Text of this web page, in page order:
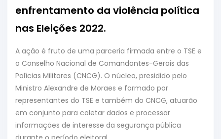
enfrentamento da violência política
nas Eleições 2022.
A ação é fruto de uma parceria firmada entre o TSE e
o Conselho Nacional de Comandantes-Gerais das
Polícias Militares (CNCG). O núcleo, presidido pelo
Ministro Alexandre de Moraes e formado por
representantes do TSE e também do CNCG, atuarão
em conjunto para coletar dados e processar
informações de interesse da segurança pública